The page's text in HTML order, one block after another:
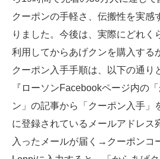
クーポンの手軽さ、伝搬性を実感
りました。今後は、実際にどれく
利用してからあげクンを購入する
クーポン入手手順は、以下の通り
『ローソンFacebookページ内の
ン」の記事から「クーポン入手
に登録されているメールアドレス
入ったメールが届く→クーポンコ